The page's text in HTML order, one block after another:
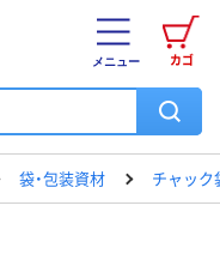
カゴ
メニュー
袋・包装資材 チャック